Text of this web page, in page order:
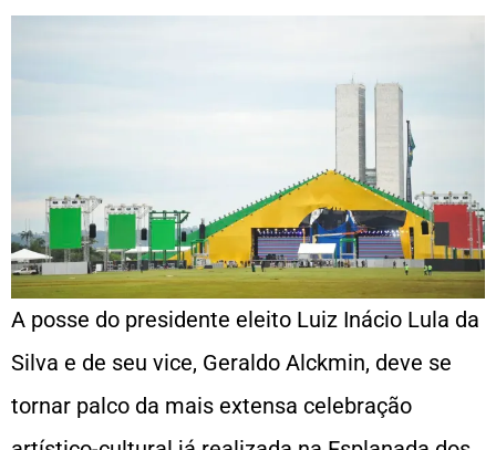
A posse do presidente eleito Luiz Inácio Lula da
Silva e de seu vice, Geraldo Alckmin, deve se
tornar palco da mais extensa celebração